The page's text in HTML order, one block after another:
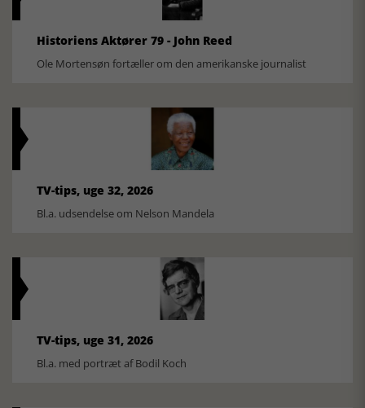
Historiens Aktører 79 - John Reed
Ole Mortensøn fortæller om den amerikanske journalist
TV-tips, uge 32, 2026
Bl.a. udsendelse om Nelson Mandela
TV-tips, uge 31, 2026
Bl.a. med portræt af Bodil Koch